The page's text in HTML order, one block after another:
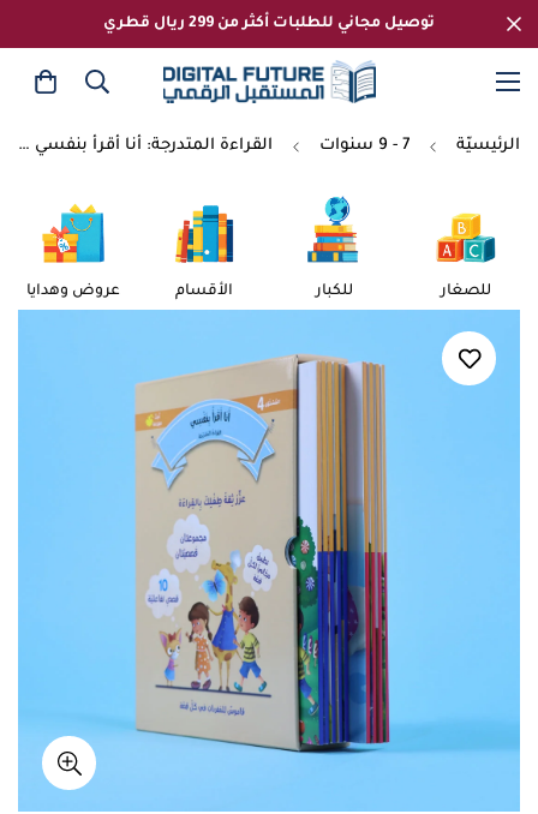
توصيل مجاني للطلبات أكثر من 299 ريال قطري
الرئيسيّة 7 - 9 سنوات القراءة المتدرجة: أنا أقرأ بنفسي (المستوى 4)
للصغار للكبار الأقسام عروض وهدايا